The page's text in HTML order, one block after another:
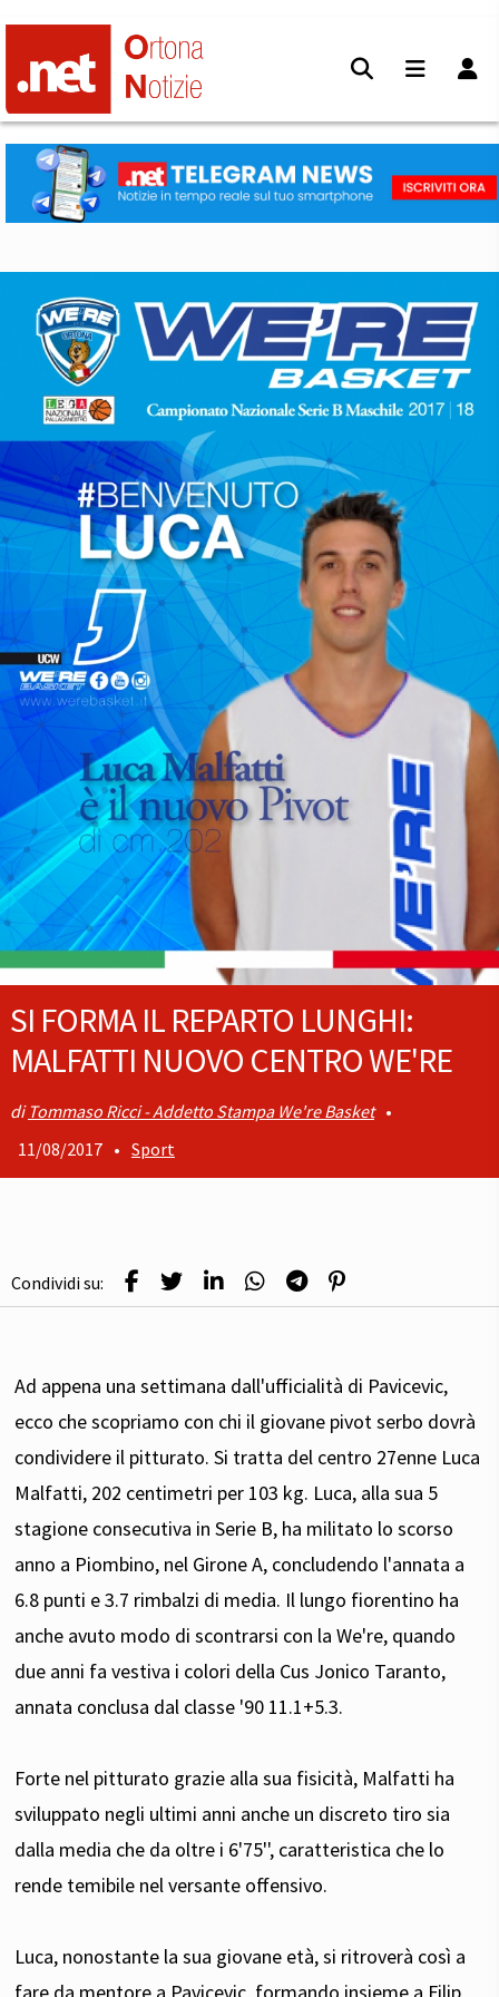
SI FORMA IL REPARTO LUNGHI:
MALFATTI NUOVO CENTRO WE'RE
Tommaso Ricci - Addetto Stampa We're Basket •
11/08/2017 • Sport
Condividi su:
Ad appena una settimana dall'ufficialità di Pavicevic,
ecco che scopriamo con chi il giovane pivot serbo dovrà
condividere il pitturato. Si tratta del centro 27enne Luca
Malfatti, 202 centimetri per 103 kg. Luca, alla sua 5
stagione consecutiva in Serie B, ha militato lo scorso
anno a Piombino, nel Girone A, concludendo l'annata a
6.8 punti e 3.7 rimbalzi di media. Il lungo fiorentino ha
anche avuto modo di scontrarsi con la We're, quando
due anni fa vestiva i colori della Cus Jonico Taranto,
annata conclusa dal classe '90 11.1+5.3.
Forte nel pitturato grazie alla sua fisicità, Malfatti ha
sviluppato negli ultimi anni anche un discreto tiro sia
dalla media che da oltre i 6'75'', caratteristica che lo
rende temibile nel versante offensivo.
Luca, nonostante la sua giovane età, si ritroverà così a
fare da mentore a Pavicevic, formando insieme a Filip